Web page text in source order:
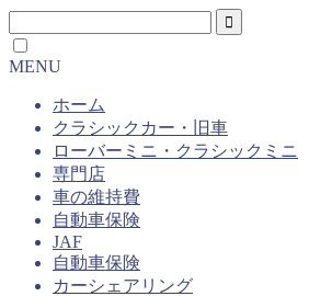
MENU
ホーム
クラシックカー・旧車
ローバーミニ・クラシックミニ
専門店
車の維持費
自動車保険
JAF
自動車保険
カーシェアリング